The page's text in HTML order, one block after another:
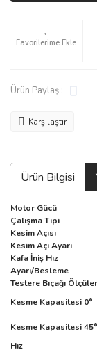
Ürün Paylaş :
Karşılaştır
Ürün Bilgisi
Motor Gücü
Çalışma Tipi
Kesim Açısı
Kesim Açı Ayarı
Kafa İniş Hız
Ayarı/Besleme
Testere Bıçağı
Kesme Kapasitesi 0°
Kesme Kapasitesi 45°
Hız